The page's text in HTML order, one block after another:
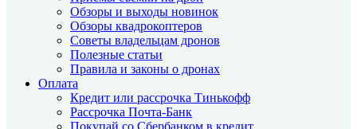
Обзоры и выходы новинок
Обзоры квадрокоптеров
Советы владельцам дронов
Полезные статьи
Правила и законы о дронах
Оплата
Кредит или рассрочка Тинькофф
Рассрочка Почта-Банк
Покупай со Сбербанком в кредит